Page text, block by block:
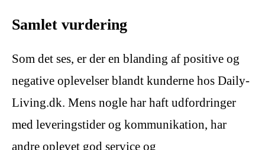
Samlet vurdering
Som det ses, er der en blanding af positive og
negative oplevelser blandt kunderne hos Daily-
Living.dk. Mens nogle har haft udfordringer
med leveringstider og kommunikation, har
andre oplevet god service og